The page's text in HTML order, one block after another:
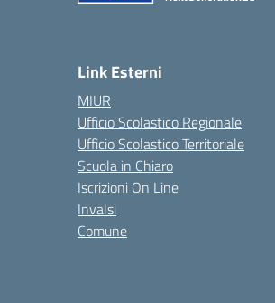
Link Esterni
MIUR
Ufficio Scolastico Regionale
Ufficio Scolastico Territoriale
Scuola in Chiaro
Iscrizioni On Line
Invalsi
Comune